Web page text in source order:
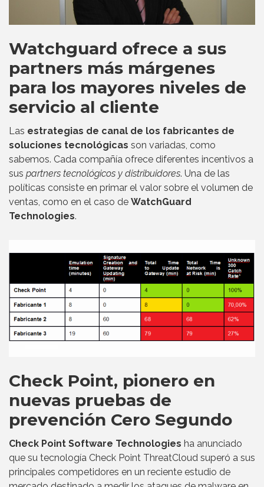
Watchguard ofrece a sus
partners más márgenes
para los mayores niveles de
servicio al cliente
Las estrategias de canal de los fabricantes de
soluciones tecnológicas son variadas, como
sabemos. Cada compañía ofrece diferentes incentivos a
sus partners tecnológicos y distribuidores. Una de las
políticas consiste en primar el valor sobre el volumen de
ventas, como en el caso de WatchGuard
Technologies.
Check Point, pionero en
nuevas pruebas de
prevención Cero Segundo
Check Point Software Technologies ha anunciado
que su tecnología Check Point ThreatCloud superó a sus
principales competidores en un reciente estudio de